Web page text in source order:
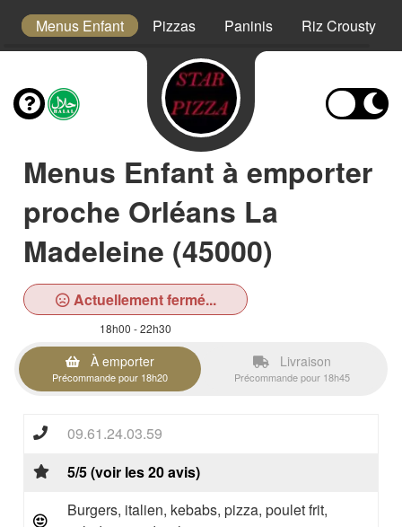
Menus Enfant Pizzas Paninis Riz Crousty
Menus Enfant à emporter
proche Orléans La
Madeleine (45000)
Actuellement fermé...
18h00 - 22h30
À emporter
Précommande pour 18h20
Livraison
Précommande pour 18h45
09.61.24.03.59
5/5 (voir les 20 avis)
Burgers, italien, kebabs, pizza, poulet frit,